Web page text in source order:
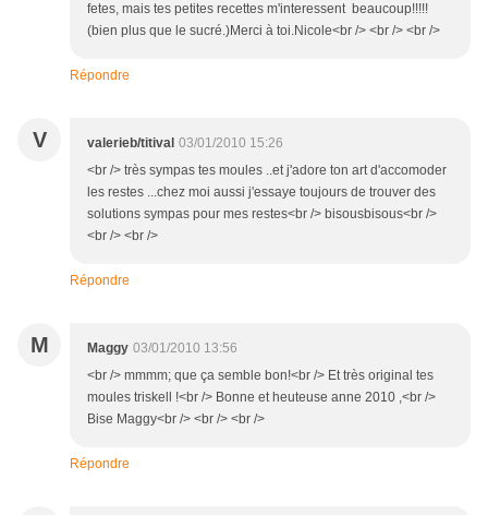
fetes, mais tes petites recettes m'interessent beaucoup!!!!!
(bien plus que le sucré.)Merci à toi.Nicole<br /> <br /> <br />
Répondre
V valerieb/titival 03/01/2010 15:26
<br /> très sympas tes moules ..et j'adore ton art d'accomoder
les restes ...chez moi aussi j'essaye toujours de trouver des
solutions sympas pour mes restes<br /> bisousbisous<br />
<br /> <br />
Répondre
M Maggy 03/01/2010 13:56
<br /> mmmm; que ça semble bon!<br /> Et très original tes
moules triskell !<br /> Bonne et heuteuse anne 2010 ,<br />
Bise Maggy<br /> <br /> <br />
Répondre